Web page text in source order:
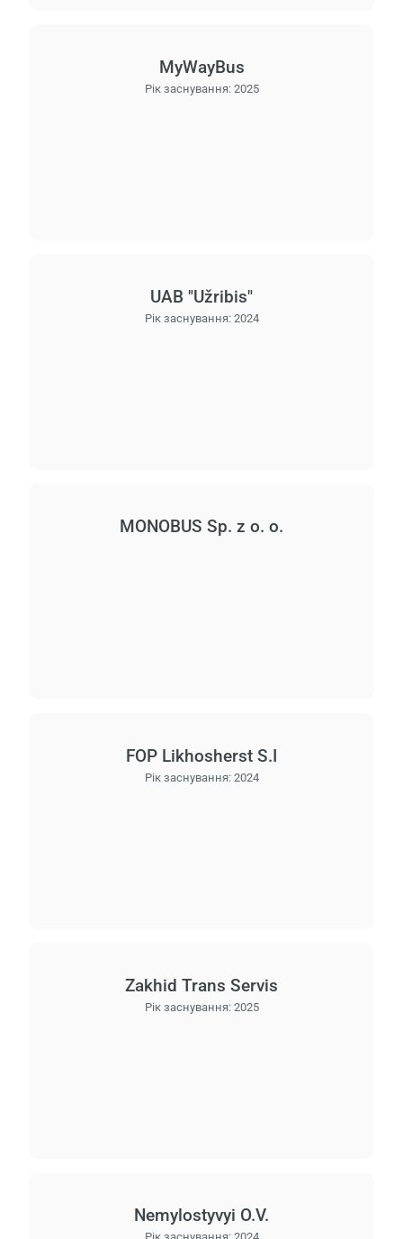
MyWayBus
Рік заснування: 2025
UAB "Užribis"
Рік заснування: 2024
MONOBUS Sp. z o. o.
FOP Likhosherst S.I
Рік заснування: 2024
Zakhid Trans Servis
Рік заснування: 2025
Nemylostyvyi O.V.